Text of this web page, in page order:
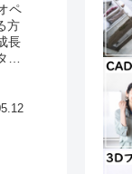
ペ
方
長